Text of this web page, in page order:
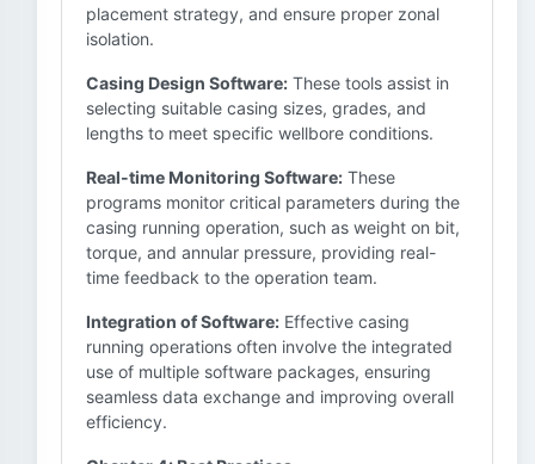
placement strategy, and ensure proper zonal
isolation.
Casing Design Software: These tools assist in
selecting suitable casing sizes, grades, and
lengths to meet specific wellbore conditions.
Real-time Monitoring Software: These
programs monitor critical parameters during the
casing running operation, such as weight on bit,
torque, and annular pressure, providing real-
time feedback to the operation team.
Integration of Software: Effective casing
running operations often involve the integrated
use of multiple software packages, ensuring
seamless data exchange and improving overall
efficiency.